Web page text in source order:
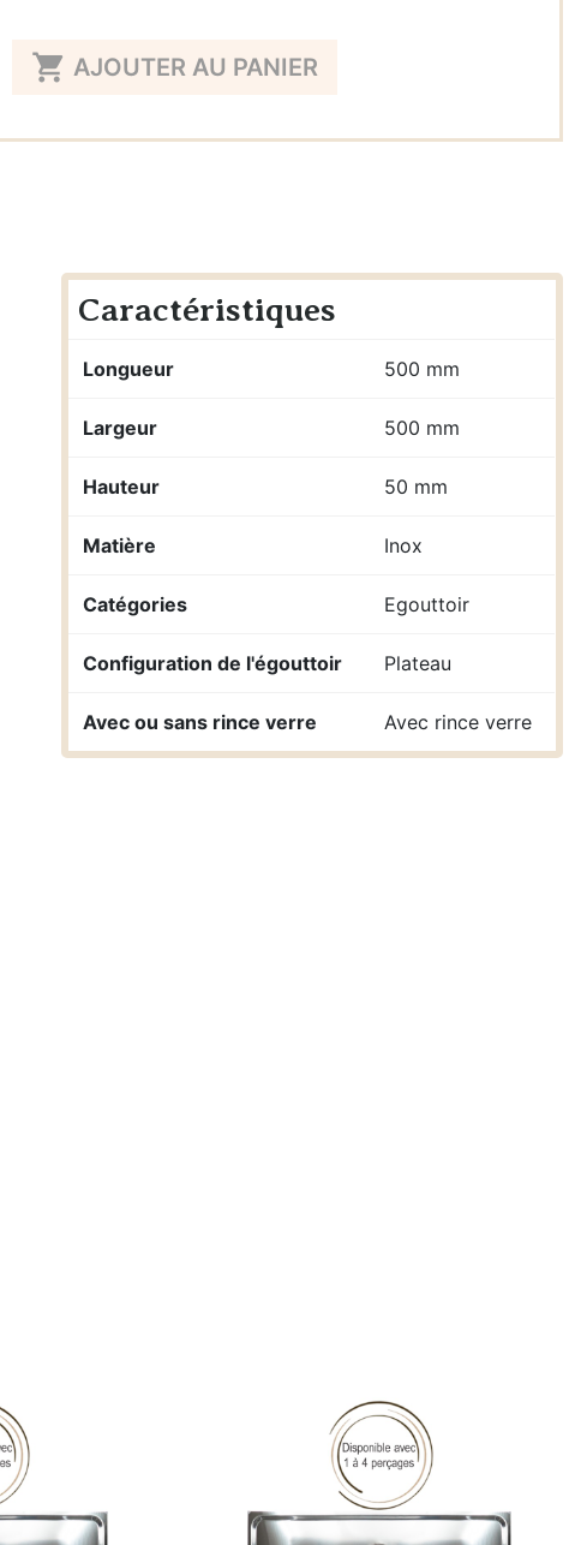
 AJOUTER AU PANIER
Caractéristiques
Longueur 500 mm
Largeur 500 mm
Hauteur 50 mm
Matière Inox
Catégories Egouttoir
Configuration de l'égouttoir Plateau
Avec ou sans rince verre Avec rince verre